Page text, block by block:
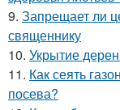
9. Запрещает ли
священнику
10. Укрытие
11. Как сеять
посева?